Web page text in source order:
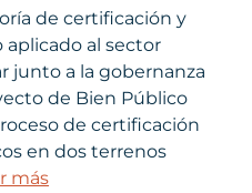
de certificación y
al sector
junto a la gobernanza
de Bien Público
de certificación
en dos terrenos
más